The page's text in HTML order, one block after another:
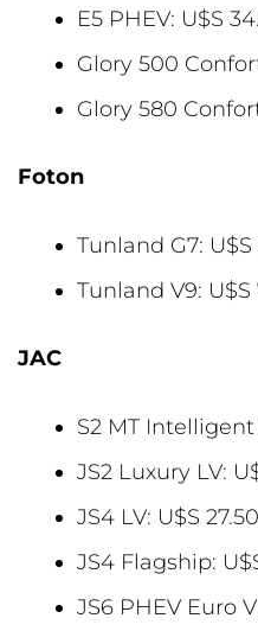
E5 PHEV: U$S
Glory 500
Glory 580
Foton
Tunland G7: U$S
Tunland V9: U$S
JAC
S2 MT Intelligent
JS2 Luxury LV:
JS4 LV: U$S
JS4 Flagship:
JS6 PHEV Euro